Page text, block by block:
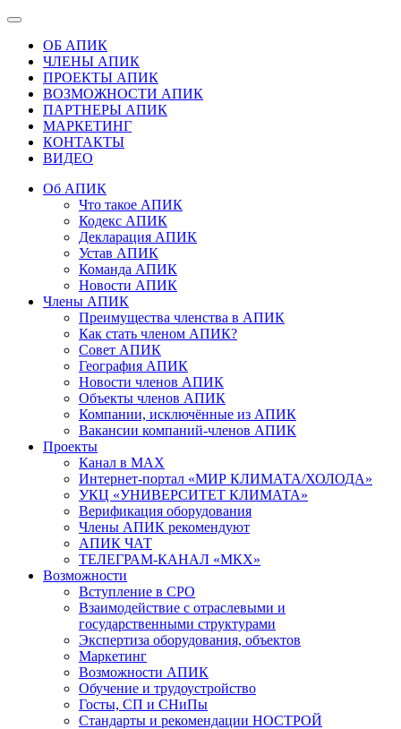
ОБ АПИК
ЧЛЕНЫ АПИК
ПРОЕКТЫ АПИК
ВОЗМОЖНОСТИ АПИК
ПАРТНЕРЫ АПИК
МАРКЕТИНГ
КОНТАКТЫ
ВИДЕО
Об АПИК
Что такое АПИК
Кодекс АПИК
Декларация АПИК
Устав АПИК
Команда АПИК
Новости АПИК
Члены АПИК
Преимущества членства в АПИК
Как стать членом АПИК?
Совет АПИК
География АПИК
Новости членов АПИК
Объекты членов АПИК
Компании, исключённые из АПИК
Вакансии компаний-членов АПИК
Проекты
Канал в MAX
Интернет-портал «МИР КЛИМАТА/ХОЛОДА»
УКЦ «УНИВЕРСИТЕТ КЛИМАТА»
Верификация оборудования
Члены АПИК рекомендуют
АПИК ЧАТ
ТЕЛЕГРАМ-КАНАЛ «МКХ»
Возможности
Вступление в СРО
Взаимодействие с отраслевыми и
государственными структурами
Экспертиза оборудования, объектов
Маркетинг
Возможности АПИК
Обучение и трудоустройство
Госты, СП и СНиПы
Стандарты и рекомендации НОСТРОЙ